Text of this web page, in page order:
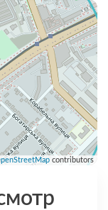
contributors